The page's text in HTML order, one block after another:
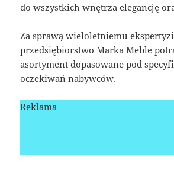
do wszystkich wnętrza elegancję
Za sprawą wieloletniemu
przedsiębiorstwo Marka Meble
asortyment dopasowane pod
oczekiwań nabywców.
Reklama